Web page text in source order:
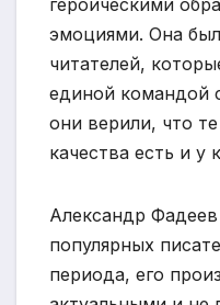
героическими
эмоциями. Она
читателей,
единой командой
они верили, что
качества есть и у
Александр
популярных
периода, его